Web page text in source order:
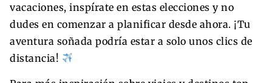
vacaciones, inspírate en estas elecciones y no
dudes en comenzar a planificar desde ahora. ¡Tu
aventura soñada podría estar a solo unos clics de
distancia!